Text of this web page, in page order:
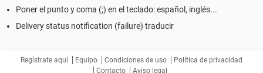
Poner el punto y coma (;) en el teclado: español, inglés...
Delivery status notification (failure) traducir
Regístrate aquí Equipo Condiciones de uso
Política de privacidad
Contacto
Aviso legal